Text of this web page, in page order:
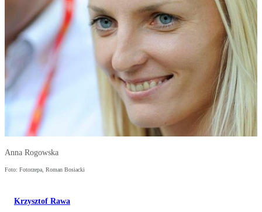
Anna Rogowska
Foto: Fotorzepa, Roman Bosiacki
Krzysztof Rawa